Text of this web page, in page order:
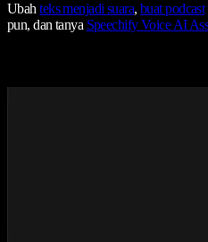
Ubahteks menjadi suara,buat podcast
pun, dan tanya Speechify Voice AI